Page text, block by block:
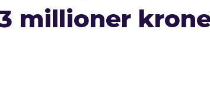
millioner